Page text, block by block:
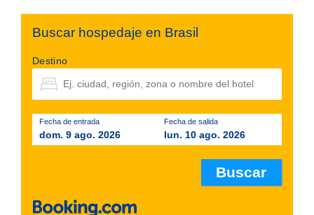
Buscar hospedaje en Brasil
Destino
Fecha de entrada
dom. 9 ago. 2026
Fecha de salida
lun. 10 ago. 2026